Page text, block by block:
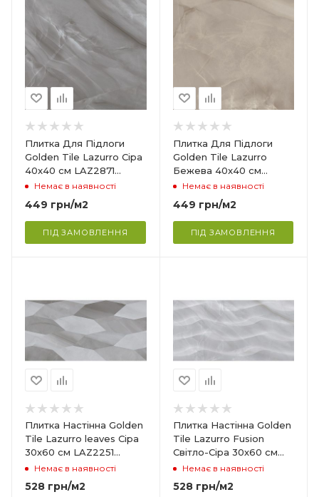
Плитка Для Підлоги
Golden Tile Lazurro Сіра
40x40 см LAZ2871
(3L2870)
Немає в наявності
449 грн/м2
ПІД ЗАМОВЛЕННЯ
Колекція
Lazurro
Товщина
8 мм
Ширина
Довжина
400 мм
Поверхня
Глянцева
Сфера застосування
Ванна кімната, кухня,
вітальня
Плитка Для Підлоги
Golden Tile Lazurro
Бежева 40x40 см
LAZ1871 (3L1870)
Немає в наявності
449 грн/м2
ПІД ЗАМОВЛЕННЯ
Плитка Настінна Golden
Tile Lazurro leaves Сіра
30х60 см LAZ2251
(3L2251)
Немає в наявності
528 грн/м2
Колекція
Lazurro
Товщина
10.2 мм
Ширина
Довжина
600 мм
Поверхня
Глянцева
Сфера застосування
Плитка Настінна Golden
Tile Lazurro Fusion
Світло-Сіра 30х60 см
LAZA151 (3LG151)
Немає в наявності
528грн/м2